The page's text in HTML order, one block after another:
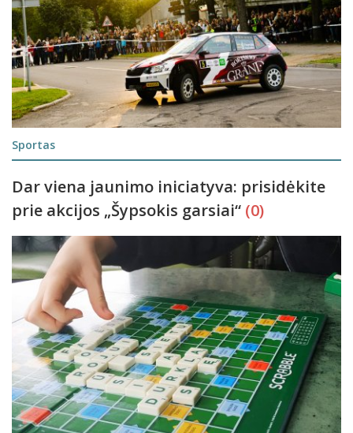
Sportas
Dar viena jaunimo iniciatyva: prisidėkite
prie akcijos „Šypsokis garsiai“ (0)